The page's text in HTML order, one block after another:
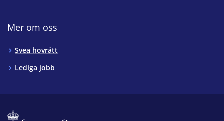
Mer om oss
Svea hovrätt
Lediga jobb